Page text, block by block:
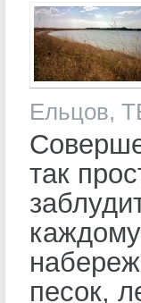
Ельцов,
так
песок,